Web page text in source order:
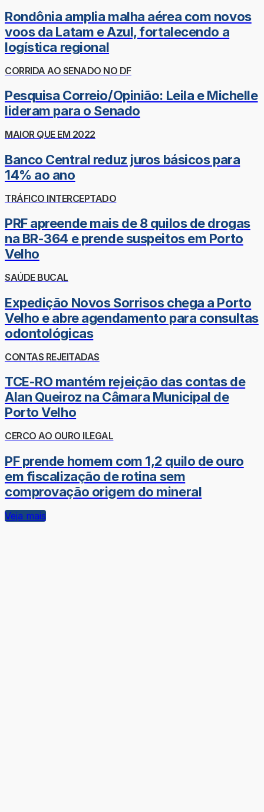
Rondônia amplia malha aérea com novos
voos da Latam e Azul, fortalecendo a
logística regional
CORRIDA AO SENADO NO DF
Pesquisa Correio/Opinião: Leila e Michelle
lideram para o Senado
MAIOR QUE EM 2022
Banco Central reduz juros básicos para
14% ao ano
TRÁFICO INTERCEPTADO
PRF apreende mais de 8 quilos de drogas
na BR-364 e prende suspeitos em Porto
Velho
SAÚDE BUCAL
Expedição Novos Sorrisos chega a Porto
Velho e abre agendamento para consultas
odontológicas
CONTAS REJEITADAS
TCE-RO mantém rejeição das contas de
Alan Queiroz na Câmara Municipal de
Porto Velho
CERCO AO OURO ILEGAL
PF prende homem com 1,2 quilo de ouro
em fiscalização de rotina sem
comprovação origem do mineral
Veja mais